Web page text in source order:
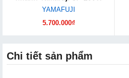
YAMAFUJI
5.700.000₫
Chi tiết sản phẩm